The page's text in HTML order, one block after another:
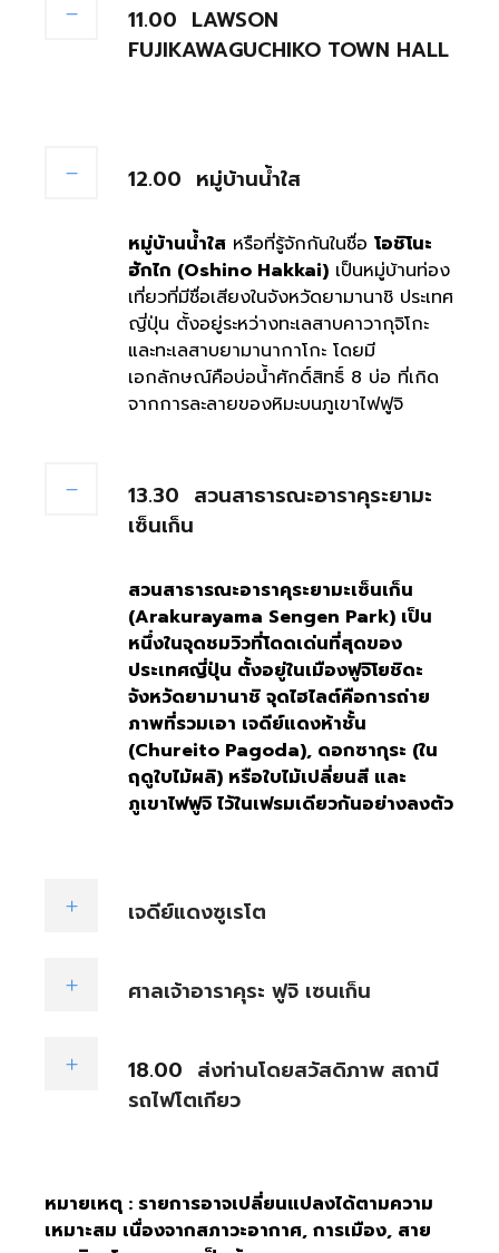
11.00 LAWSON
FUJIKAWAGUCHIKO TOWN HALL
12.00 หมู่บ้านน้ำใส
หมู่บ้านน้ำใส หรือที่รู้จักกันในชื่อ โอชิโนะ
ฮักไก (Oshino Hakkai) เป็นหมู่บ้านท่อง
เที่ยวที่มีชื่อเสียงในจังหวัดยามานาชิ ประเทศ
ญี่ปุ่น ตั้งอยู่ระหว่างทะเลสาบคาวากุจิโกะ
และทะเลสาบยามานากาโกะ โดยมี
เอกลักษณ์คือบ่อน้ำศักดิ์สิทธิ์ 8 บ่อ ที่เกิด
จากการละลายของหิมะบนภูเขาไฟฟูจิ
13.30 สวนสาธารณะอาราคุระยามะ
เซ็นเก็น
สวนสาธารณะอาราคุระยามะเซ็นเก็น
(Arakurayama Sengen Park) เป็น
หนึ่งในจุดชมวิวที่โดดเด่นที่สุดของ
ประเทศญี่ปุ่น ตั้งอยู่ในเมืองฟูจิโยชิดะ
จังหวัดยามานาชิ จุดไฮไลต์คือการถ่าย
ภาพที่รวมเอา เจดีย์แดงห้าชั้น
(Chureito Pagoda), ดอกซากุระ (ใน
ฤดูใบไม้ผลิ) หรือใบไม้เปลี่ยนสี และ
ภูเขาไฟฟูจิ ไว้ในเฟรมเดียวกันอย่างลงตัว
เจดีย์แดงซูเรโต
ศาลเจ้าอาราคุระ ฟูจิ เซนเก็น
18.00 ส่งท่านโดยสวัสดิภาพ สถานี
รถไฟโตเกียว
หมายเหตุ : รายการอาจเปลี่ยนแปลงได้ตามความ
เหมาะสม เนื่องจากสภาวะอากาศ, การเมือง, สาย